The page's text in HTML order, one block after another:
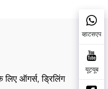
ऑगर्स, ड्रिलिंग
व्हाटसएप
यूट्यूब